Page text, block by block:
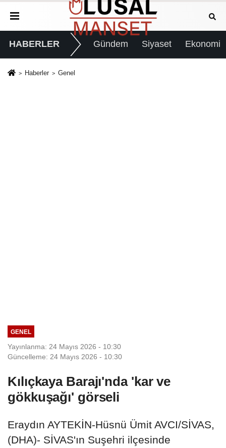
HABERLER Gündem Siyaset Ekonomi
Haberler Genel
GENEL
Yayınlanma: 24 Mayıs 2026 - 10:30
Güncelleme: 24 Mayıs 2026 - 10:30
Kılıçkaya Barajı'nda 'kar ve
gökkuşağı' görseli
Eraydın AYTEKİN-Hüsnü Ümit AVCI/SİVAS,
(DHA)- SİVAS'ın Suşehri ilçesinde